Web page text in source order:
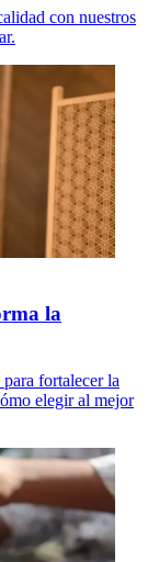
con nuestros
la
fortalecer la
elegir al mejor